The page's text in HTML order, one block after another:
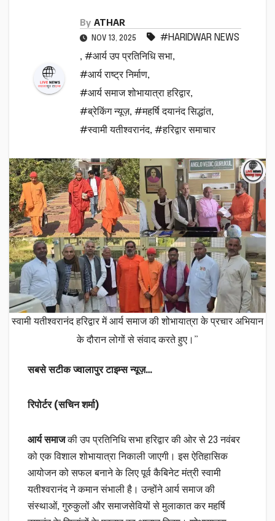
By ATHAR
NOV 13, 2025
#HARIDWAR NEWS
, #आर्य उप प्रतिनिधि सभा,
#आर्य राष्ट्र निर्माण,
#आर्य समाज शोभायात्रा हरिद्वार,
#ब्रेकिंग न्यूज़, #महर्षि दयानंद सिद्धांत,
#स्वामी यतीश्वरानंद, #हरिद्वार समाचार
स्वामी यतीश्वरानंद हरिद्वार में आर्य समाज की शोभायात्रा के प्रचार अभियान
के दौरान लोगों से संवाद करते हुए।”
सबसे सटीक ज्वालापुर टाइम्स न्यूज़…
रिपोर्टर (सचिन शर्मा)
आर्य समाजकी उप प्रतिनिधि सभा हरिद्वार की ओर से 23 नवंबर
को एक विशाल शोभायात्रा निकाली जाएगी। इस ऐतिहासिक
आयोजन को सफल बनाने के लिए पूर्व कैबिनेट मंत्री स्वामी
यतीश्वरानंद ने कमान संभाली है। उन्होंने आर्य समाज की
संस्थाओं, गुरुकुलों और समाजसेवियों से मुलाकात कर महर्षि